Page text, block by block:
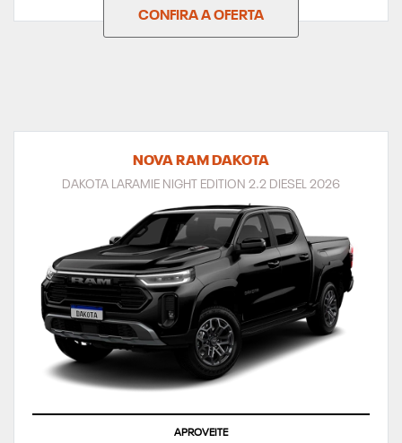
CONFIRA A OFERTA
NOVA RAM DAKOTA
DAKOTA LARAMIE NIGHT EDITION 2.2 DIESEL 2026
APROVEITE